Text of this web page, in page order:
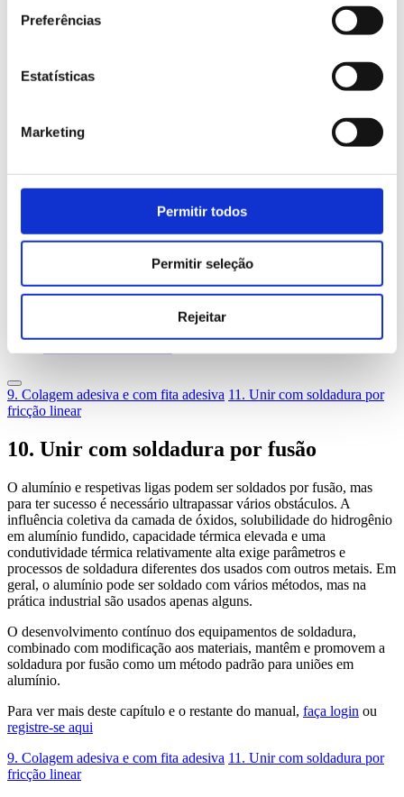
Preferências
Estatísticas
Marketing
Permitir todos
Permitir seleção
Rejeitar
7Algumas orientações gerais sobre design
10Unir com soldadura por fusão
10.4
10.7Robustez
Unir com soldadura por fricção linear
12Tolerâncias dos perfis
15Tratamento de superfície
16Corrosão
9. Colagem adesiva e com fita adesiva 11. Unir com soldadura por
fricção linear
10. Unir com soldadura por fusão
O alumínio e respetivas ligas podem ser soldados por fusão, mas
para ter sucesso é necessário ultrapassar vários obstáculos. A
influência coletiva da camada de óxidos, solubilidade do hidrogênio
em alumínio fundido, capacidade térmica elevada e uma
condutividade térmica relativamente alta exige parâmetros e
processos de soldadura diferentes dos usados com outros metais. Em
geral, o alumínio pode ser soldado com vários métodos, mas na
prática industrial são usados apenas alguns.
O desenvolvimento contínuo dos equipamentos de soldadura,
combinado com modificação aos materiais, mantêm e promovem a
soldadura por fusão como um método padrão para uniões em
alumínio.
Para ver mais deste capítulo e o restante do manual, faça login ou
registre-se aqui
9. Colagem adesiva e com fita adesiva 11. Unir com soldadura por
fricção linear